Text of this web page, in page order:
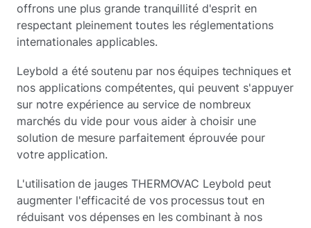
offrons une plus grande tranquillité d'esprit en
respectant pleinement toutes les réglementations
internationales applicables.
Leybold a été soutenu par nos équipes techniques et
nos applications compétentes, qui peuvent s'appuyer
sur notre expérience au service de nombreux
marchés du vide pour vous aider à choisir une
solution de mesure parfaitement éprouvée pour
votre application.
L'utilisation de jauges THERMOVAC Leybold peut
augmenter l'efficacité de vos processus tout en
réduisant vos dépenses en les combinant à nos